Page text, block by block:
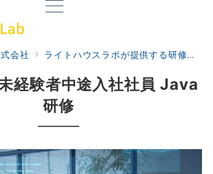
会社 ライトハウスラボが提供する研修
経験者中途入社社員 Java
研修